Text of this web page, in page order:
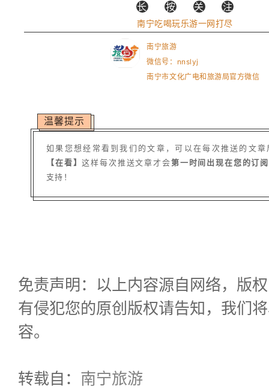
长 按 关 注
南宁吃喝玩乐游一网打尽
南宁旅游
微信号：nnslyj
南宁市文化广电和旅游局官方微信
温馨提示
如果您想经常看到我们的文章，可以在每次推送的文
【在看】这样每次推送文章才会第一时间出现在您的订
支持！
免责声明：以上内容源自网络，版
有侵犯您的原创版权请告知，我们
容。
转载自： 南宁旅游